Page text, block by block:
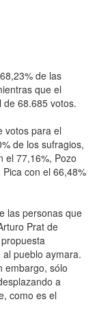
de las
que el
68.685 votos.
votos para el
de los sufragios,
el 77,16%, Pozo
con el 66,48%
las personas que
Prat de
pueblo aymara.
embargo, sólo
a
como es el